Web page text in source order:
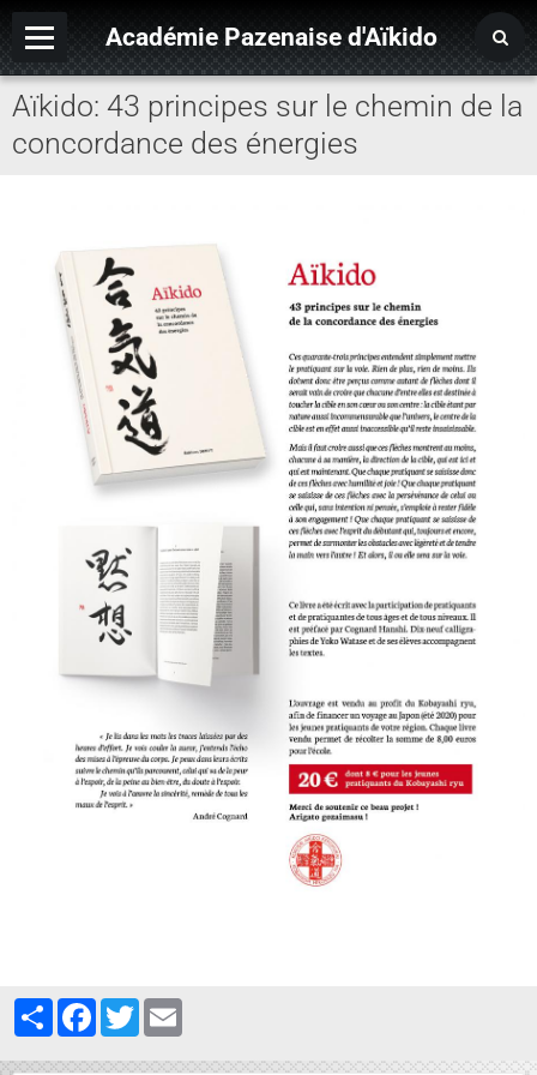
Académie Pazenaise d'Aïkido
Contact
OARA
Aïkido: 43 principes sur le chemin de la
concordance des énergies
PartagerFacebook
Twitter